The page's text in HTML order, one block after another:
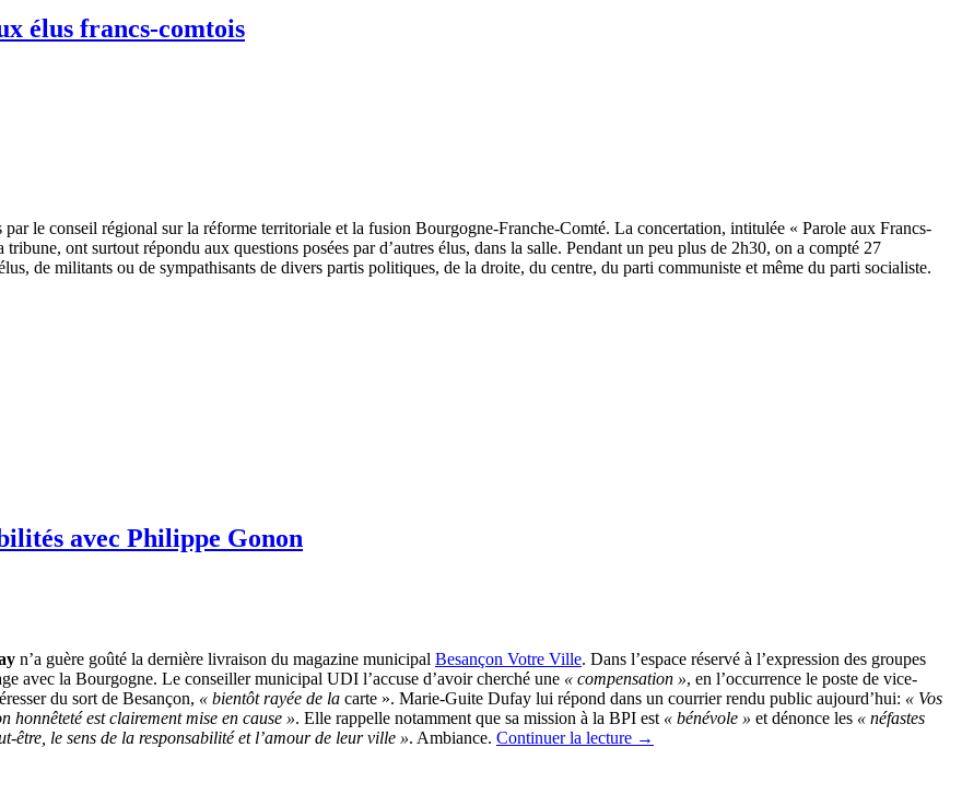
élus francs-comtois
le conseil régional sur la réforme territoriale et la fusion Bourgogne-Franche-Comté. La concertation, intitulée « Parole aux Francs-
ont surtout répondu aux questions posées par d’autres élus, dans la salle. Pendant un peu plus de 2h30, on a compté 27
de militants ou de sympathisants de divers partis politiques, de la droite, du centre, du parti communiste et même du parti socialiste.
avec Philippe Gonon
n’a guère goûté la dernière livraison du magazine municipal Besançon Votre Ville. Dans l’espace réservé à l’expression des groupes
avec la Bourgogne. Le conseiller municipal UDI l’accuse d’avoir cherché une « compensation », en l’occurrence le poste de vice-
du sort de Besançon, « bientôt rayée de la carte ». Marie-Guite Dufay lui répond dans un courrier rendu public aujourd’hui: « Vos
est clairement mise en cause ». Elle rappelle notamment que sa mission à la BPI est « bénévole » et dénonce les « néfastes
être, le sens de la responsabilité et l’amour de leur ville ». Ambiance. Continuer la lecture →